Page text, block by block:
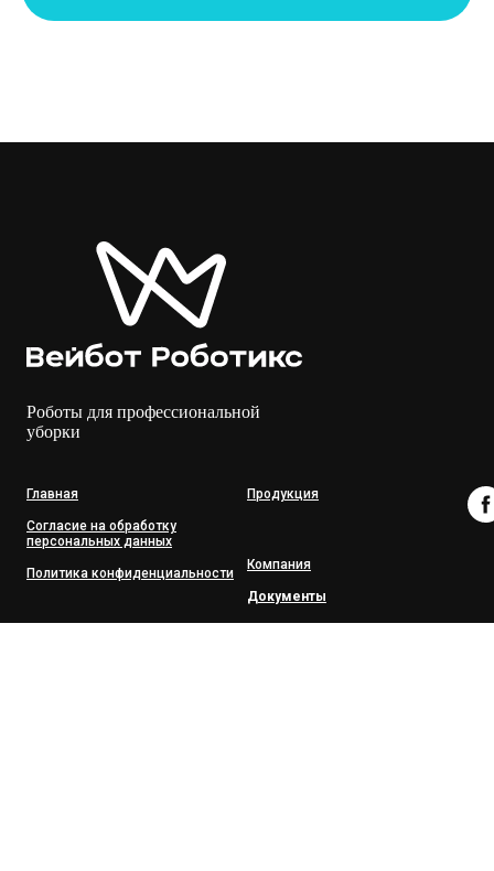
Роботы для профессиональной
уборки
Главная
Согласие на обработку
персональных данных
Политика конфиденциальности
Продукция
Компания
Документы